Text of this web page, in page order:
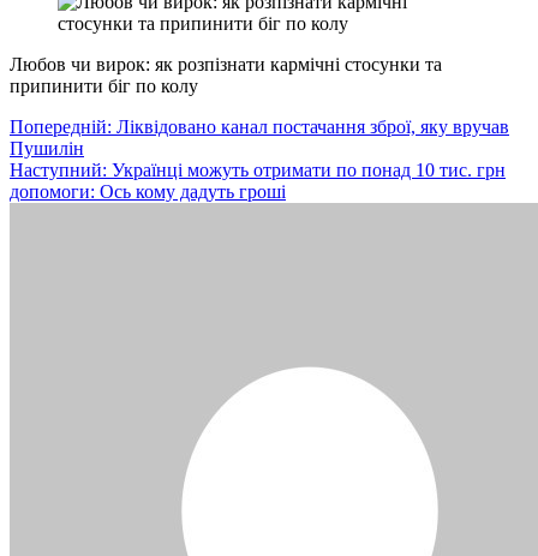
Любов чи вирок: як розпізнати кармічні стосунки та
припинити біг по колу
Навігація
записів
Попередній: Ліквідовано канал постачання зброї, яку вручав
Пушилін
Наступний: Українці можуть отримати по понад 10 тис. грн
допомоги: Ось кому дадуть гроші